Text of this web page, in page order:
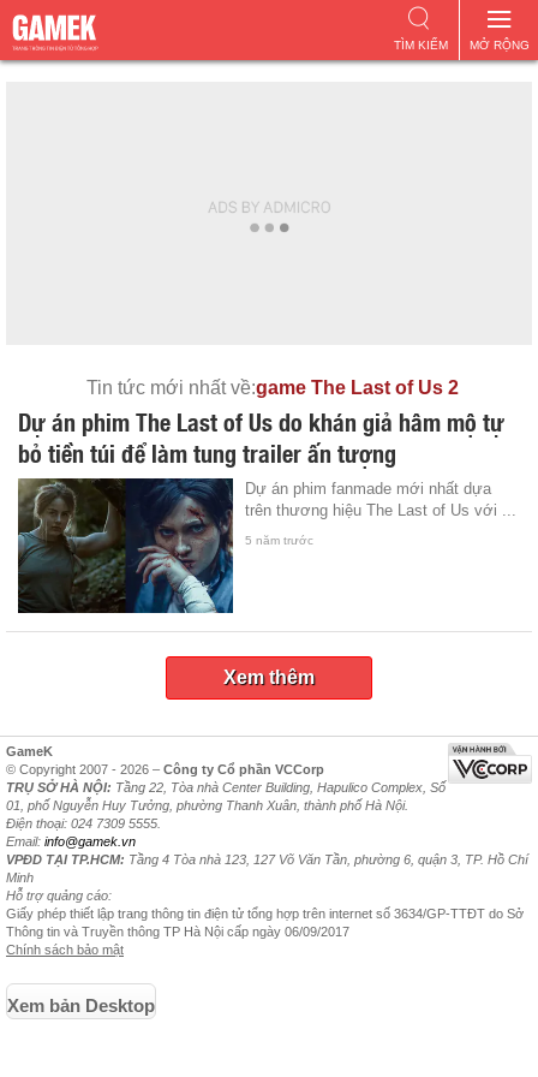
MỞ RỘNG
TÌM KIẾM
Tin tức mới nhất về:game The Last of Us 2
Dự án phim The Last of Us do khán giả hâm mộ tự
bỏ tiền túi để làm tung trailer ấn tượng
Dự án phim fanmade mới nhất dựa
trên thương hiệu The Last of Us với ...
5 năm trước
Xem thêm
GameK
© Copyright 2007 - 2026 – Công ty Cổ phần VCCorp
TRỤ SỞ HÀ NỘI: Tầng 22, Tòa nhà Center Building, Hapulico Complex, Số
01, phố Nguyễn Huy Tưởng, phường Thanh Xuân, thành phố Hà Nội.
Điện thoại: 024 7309 5555.
Email: info@gamek.vn
VPĐD TẠI TP.HCM: Tầng 4 Tòa nhà 123, 127 Võ Văn Tần, phường 6, quận 3, TP. Hồ Chí
Minh
Hỗ trợ quảng cáo:
Giấy phép thiết lập trang thông tin điện tử tổng hợp trên internet số 3634/GP-TTĐT do Sở
Thông tin và Truyền thông TP Hà Nội cấp ngày 06/09/2017
Chính sách bảo mật
Xem bản Desktop